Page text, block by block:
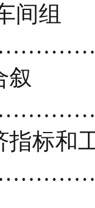
间组
叙
指标和